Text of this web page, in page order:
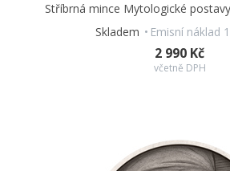
Stříbrná mince Mytologické
Skladem
Emisní náklad
2 990 Kč
včetně DPH